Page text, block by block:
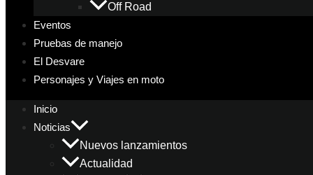
Off Road
Eventos
Pruebas de manejo
El Desvare
Personajes y Viajes en moto
Inicio
Noticias
Nuevos lanzamientos
Actualidad